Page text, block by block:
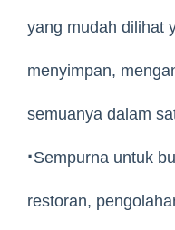
yang mudah dilihat
menyimpan,
semuanya dalam
·Sempurna untuk
restoran,